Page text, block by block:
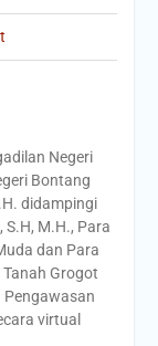
Negeri
Bontang
didampingi
M.H., Para
dan Para
Grogot
Pengawasan
virtual